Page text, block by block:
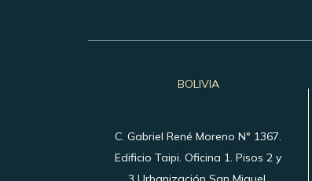
BOLIVIA
C. Gabriel René Moreno N° 1367.
Edificio Taipi. Oficina 1. Pisos 2 y